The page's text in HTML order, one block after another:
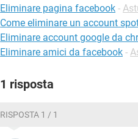
Eliminare pagina facebook -
Come eliminare un account
Eliminare account google da
Eliminare amici da facebook -
1 risposta
RISPOSTA 1 / 1